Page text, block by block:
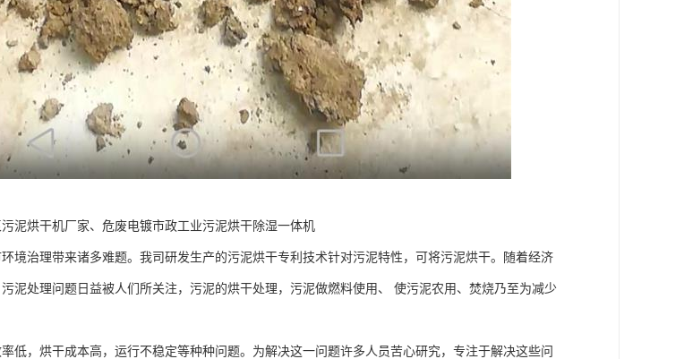
泥烘干机厂家、危废电镀市政工业污泥烘干除湿一体机
境治理带来诸多难题。我司研发生产的污泥烘干专利技术针对污泥特性，可将污泥烘干。随着经济
泥处理问题日益被人们所关注，污泥的烘干处理，污泥做燃料使用、 使污泥农用、焚烧乃至为减少
低，烘干成本高，运行不稳定等种种问题。为解决这一问题许多人员苦心研究，专注于解决这些问